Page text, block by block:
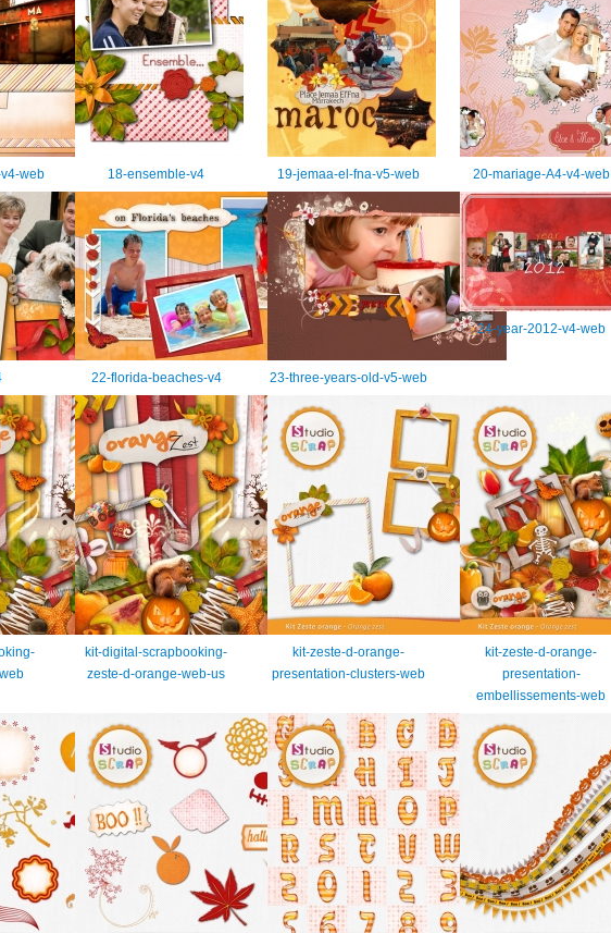
web 18-ensemble-v4 19-jemaa-el-fna-v5-web 20-mariage-A4-v4-web
22-florida-beaches-v4 23-three-years-old-v5-web
24-year-2012-v4-web
kit-digital-scrapbooking-
zeste-d-orange-web-us
kit-zeste-d-orange-
presentation-clusters-web
kit-zeste-d-orange-
presentation-
embellissements-web